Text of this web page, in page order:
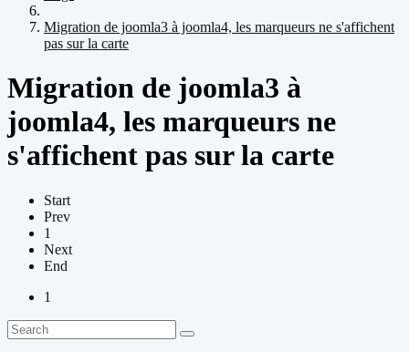
Migration de joomla3 à joomla4, les marqueurs ne s'affichent
pas sur la carte
Migration de joomla3 à
joomla4, les marqueurs ne
s'affichent pas sur la carte
Start
Prev
1
Next
End
1